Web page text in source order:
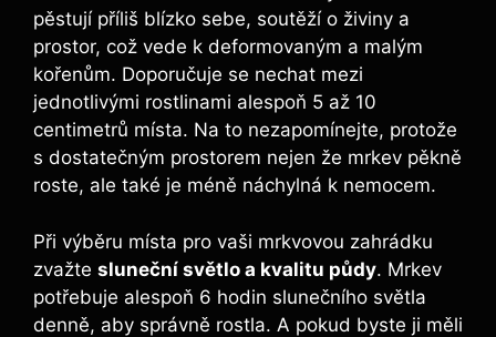
pěstují příliš blízko sebe, soutěží o živiny a
prostor, což vede k deformovaným a malým
kořenům. Doporučuje se nechat mezi
jednotlivými rostlinami alespoň 5 až 10
centimetrů místa. Na to nezapomínejte, protože
s dostatečným prostorem nejen že mrkev pěkně
roste, ale také je méně náchylná k nemocem.
Při výběru místa pro vaši mrkvovou zahrádku
zvažte sluneční světlo a kvalitu půdy. Mrkev
potřebuje alespoň 6 hodin slunečního světla
denně, aby správně rostla. A pokud byste ji měli